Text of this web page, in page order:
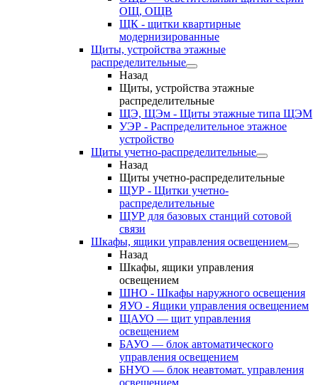
ОЩ, ОЩВ
ЩК - щитки квартирные
модернизированные
Щиты, устройства этажные
распределительные
Назад
Щиты, устройства этажные
распределительные
ЩЭ, ЩЭм - Щиты этажные типа ЩЭМ
УЭР - Распределительное этажное
устройство
Щиты учетно-распределительные
Назад
Щиты учетно-распределительные
ЩУР - Щитки учетно-
распределительные
ЩУР для базовых станций сотовой
связи
Шкафы, ящики управления освещением
Назад
Шкафы, ящики управления
освещением
ШНО - Шкафы наружного освещения
ЯУО - Ящики управления освещением
ЩАУО — щит управления
освещением
БАУО — блок автоматического
управления освещением
БНУО — блок неавтомат. управления
освещением